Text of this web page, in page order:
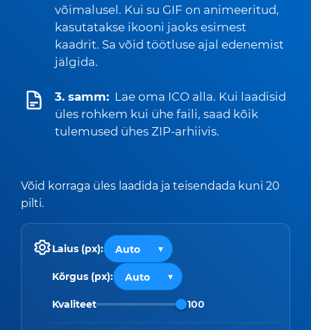
võimalusel. Kui su GIF on animeeritud,
kasutatakse ikooni jaoks esimest
kaadrit. Sa võid töötluse ajal edenemist
jälgida.
3. samm: Lae oma ICO alla. Kui laadisid
üles rohkem kui ühe faili, saad kõik
tulemused ühes ZIP-arhiivis.
Võid korraga üles laadida ja teisendada kuni 20
pilti.
Laius (px):
Kõrgus (px):
Kvaliteet 100